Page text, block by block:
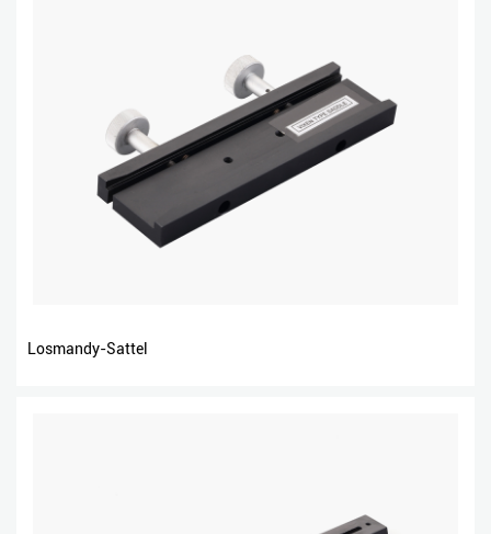
Losmandy-Sattel